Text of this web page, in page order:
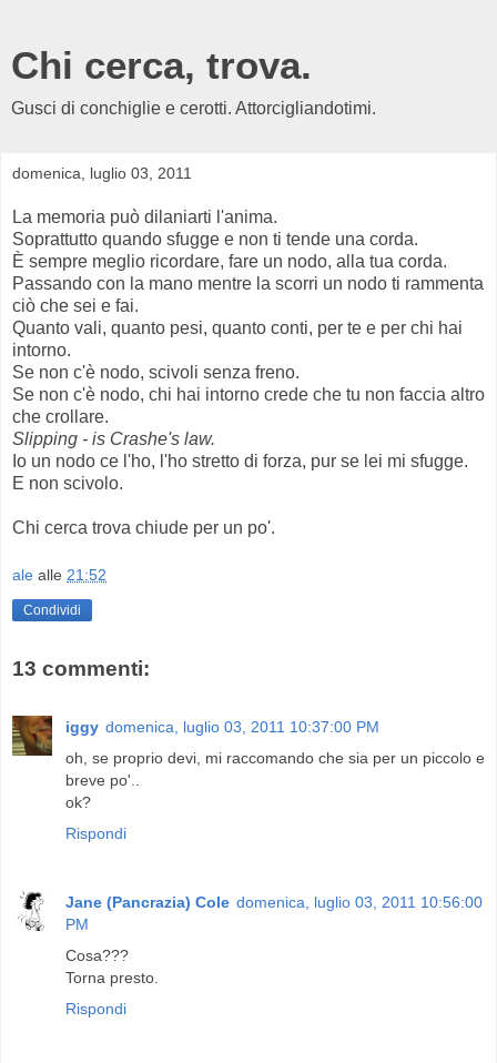
Chi cerca, trova.
Gusci di conchiglie e cerotti. Attorcigliandotimi.
domenica, luglio 03, 2011
La memoria può dilaniarti l'anima.
Soprattutto quando sfugge e non ti tende una corda.
È sempre meglio ricordare, fare un nodo, alla tua corda.
Passando con la mano mentre la scorri un nodo ti rammenta
ciò che sei e fai.
Quanto vali, quanto pesi, quanto conti, per te e per chi hai
intorno.
Se non c'è nodo, scivoli senza freno.
Se non c'è nodo, chi hai intorno crede che tu non faccia altro
che crollare.
Slipping - is Crashe's law.
Io un nodo ce l'ho, l'ho stretto di forza, pur se lei mi sfugge.
E non scivolo.
Chi cerca trova chiude per un po'.
ale alle 21:52
Condividi
13 commenti:
iggy domenica, luglio 03, 2011 10:37:00 PM
oh, se proprio devi, mi raccomando che sia per un piccolo e
breve po'..
ok?
Rispondi
Jane (Pancrazia) Cole domenica, luglio 03, 2011 10:56:00
PM
Cosa???
Torna presto.
Rispondi